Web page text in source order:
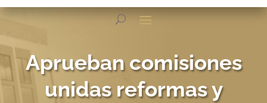
Aprueban comisiones
unidas reformas y